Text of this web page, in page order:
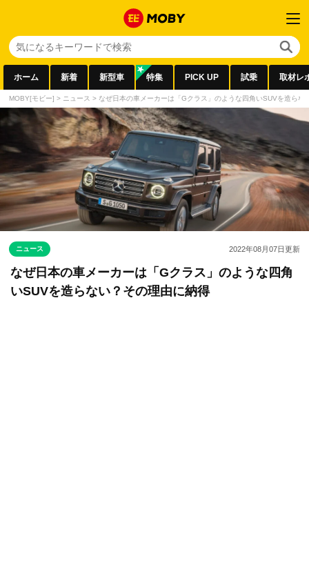
ホーム 新着 新型車 特集 PICK UP 試乗 取材レ
MOBY[モビー] > ニュース > なぜ日本の車メーカーは「Gクラス」のような四角いSUVを造らな
ニュース 2022年08月07日更新
なぜ日本の車メーカーは「Gクラス」のような四角
いSUVを造らない？その理由に納得